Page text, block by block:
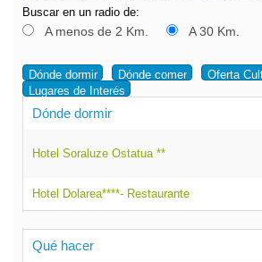
Buscar en un radio de:
A menos de 2 Km. A 30 Km.
Dónde dormir Dónde comer
Oferta
Lugares de Interés
Dónde dormir
Hotel Soraluze Ostatua **
Hotel Dolarea****- Restaurante
Qué hacer